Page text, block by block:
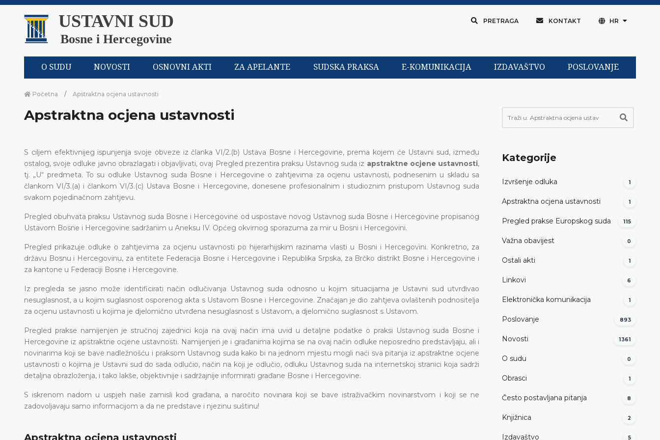
USTAVNI SUD
Bosne i Hercegovine
PRETRAGA KONTAKT HR
O SUDU NOVOSTI OSNOVNI AKTI ZA APELANTE SUDSKA PRAKSA E-KOMUNIKACIJA IZDAVAŠTVO POSLOVANJE
Početna Apstraktna ocjena ustavnosti
Apstraktna ocjena ustavnosti
S ciljem efektivnijeg ispunjenja svoje obveze iz članka VI/2.(b) Ustava Bosne i Hercegovine, prema kojem će Ustavni sud, između
ostalog, svoje odluke javno obrazlagati i objavljivati, ovaj Pregled prezentira praksu Ustavnog suda iz apstraktne ocjene ustavnosti,
tj. „U“ predmeta. To su odluke Ustavnog suda Bosne i Hercegovine o zahtjevima za ocjenu ustavnosti, podnesenim u skladu sa
člankom VI/3.(a) i člankom VI/3.(c) Ustava Bosne i Hercegovine, donesene profesionalnim i studioznim pristupom Ustavnog suda
svakom pojedinačnom zahtjevu.
Pregled obuhvata praksu Ustavnog suda Bosne i Hercegovine od uspostave novog Ustavnog suda Bosne i Hercegovine propisanog
Ustavom Bosne i Hercegovine sadržanim u Aneksu IV. Općeg okvirnog sporazuma za mir u Bosni i Hercegovini.
Pregled prikazuje odluke o zahtjevima za ocjenu ustavnosti po hijerarhijskim razinama vlasti u Bosni i Hercegovini. Konkretno, za
državu Bosnu i Hercegovinu, za entitete Federacija Bosne i Hercegovine i Republika Srpska, za Brčko distrikt Bosne i Hercegovine i
za kantone u Federaciji Bosne i Hercegovine.
Iz pregleda se jasno može identificirati način odlučivanja Ustavnog suda odnosno u kojim situacijama je Ustavni sud utvrđivao
nesuglasnost, a u kojim suglasnost osporenog akta s Ustavom Bosne i Hercegovine. Značajan je dio zahtjeva ovlaštenih podnositelja
za ocjenu ustavnosti u kojima je djelomično utvrđena nesuglasnost s Ustavom, a djelomično suglasnost s Ustavom.
Pregled prakse namijenjen je stručnoj zajednici koja na ovaj način ima uvid u detaljne podatke o praksi Ustavnog suda Bosne i
Hercegovine iz apstraktne ocjene ustavnosti. Namijenjen je i građanima kojima se na ovaj način odluke neposredno predstavljaju, ali i
novinarima koji se bave nadležnošću i praksom Ustavnog suda kako bi na jednom mjestu mogli naći sva pitanja iz apstraktne ocjene
ustavnosti o kojima je Ustavni sud do sada odlučio, način na koji je odlučio, odluku Ustavnog suda na internetskoj stranici koja sadrži
detaljna obrazloženja, i tako lakše, objektivnije i sadržajnije informirati građane Bosne i Hercegovine.
S iskrenom nadom u uspjeh naše zamisli kod građana, a naročito novinara koji se bave istraživačkim novinarstvom i koji se ne
zadovoljavaju samo informacijom a da ne predstave i njezinu suštinu!
Apstraktna ocjena ustavnosti
Kategorije
Izvršenje odluka 1
Apstraktna ocjena ustavnosti 1
Pregled prakse Europskog suda 115
Važna obavijest 0
Ostali akti 1
Linkovi 6
Elektronička komunikacija 1
Poslovanje 893
Novosti 1361
O sudu 0
Obrasci 1
Često postavljana pitanja 8
Knjižnica 2
Izdavaštvo 5